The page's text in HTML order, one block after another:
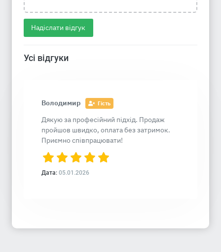
Надіслати відгук
Усі відгуки
Володимир Гість
Дякую за професійний підхід. Продаж
пройшов швидко, оплата без затримок.
Приємно співпрацювати!
Дата: 05.01.2026